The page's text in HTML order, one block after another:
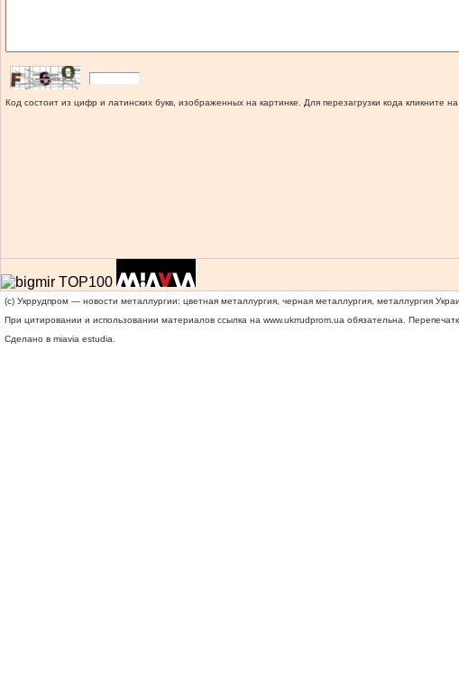
Код состоит из цифр и латинских букв, изображенных на картинке. Для перезагрузки кода кликните на
(c) Укррудпром — новости металлургии: цветная металлургия, черная металлургия, металлургия
При цитировании и использовании материалов ссылка на www.ukrrudprom.ua обязательна.
Сделано в miavia estudia.